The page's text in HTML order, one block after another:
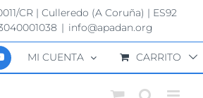
CR | Culleredo (A Coruña) | ES92
| info@apadan.org
MI CUENTA CARRITO